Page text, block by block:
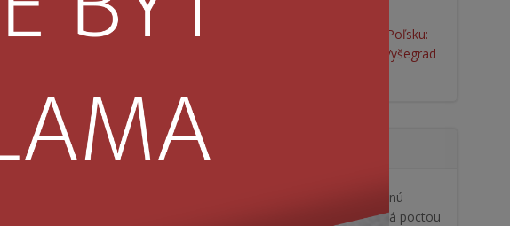
AWK Prešov triumfoval v Poľsku:
Slovensko ovládlo Junior Vyšegrad
BOHEMIA SPIEVA: Koncertnú
sezónu otvorí Viki Olejárová poctou